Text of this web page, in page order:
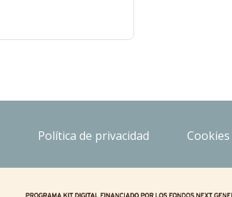
Política de privacidad Cookies